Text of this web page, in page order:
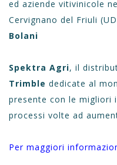
ed aziende vitivinicole
Cervignano del Friuli
Bolani
Spektra Agri, il
Trimble dedicate al
presente con le migliori
processi volte ad
Per maggiori